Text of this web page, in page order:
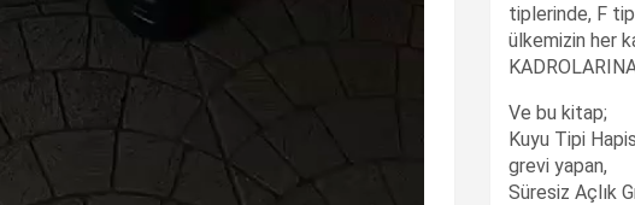
tiplerinde, F
ülkemizin her
Ve bu kitap;
Kuyu Tipi
grevi yapan,
Süresiz Açlık